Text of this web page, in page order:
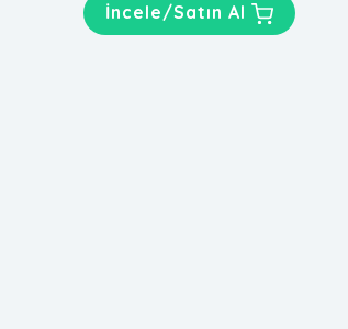
İncele/Satın Al